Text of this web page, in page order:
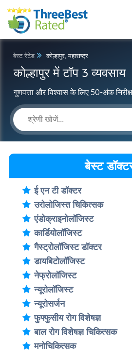
बेस्ट रेटेड कोल्हापुर, महाराष्ट्र
कोल्हापुर में टॉप 3 व्यवसाय
गुणवत्ता और विश्वास के लिए 50-अंक
बेस्ट
ई एन टी डॉक्टर
उरोलोजिस्त चिकित्सक
एंडोक्राइनोलॉजिस्ट
कार्डियोलॉजिस्ट
गैस्ट्रोलॉजिस्ट डॉक्टर
डायबिटोलॉजिस्ट
नेफ्रोलॉजिस्ट
न्यूरोलॉजिस्ट
न्यूरोसर्जन
फुफ्फुसीय रोग विशेषज्ञ
बाल रोग विशेषज्ञ चिकित्सक
मनोचिकित्सक